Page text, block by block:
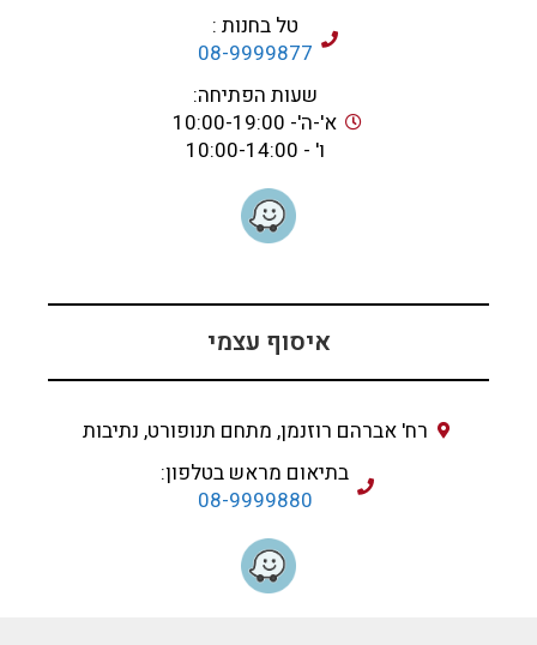
טל בחנות :
08-9999877
שעות הפתיחה:
א'-ה'- 10:00-19:00
ו' - 10:00-14:00
איסוף עצמי
רח' אברהם רוזנמן, מתחם תנופורט, נתיבות
בתיאום מראש בטלפון:
08-9999880